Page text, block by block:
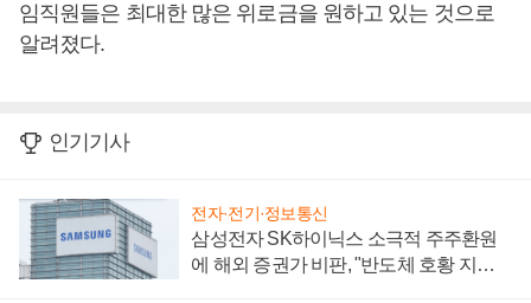
임직원들은 최대한 많은 위로금을 원하고 있는 것으로
알려졌다.
인기기사
전자·전기·정보통신
삼성전자 SK하이닉스 소극적 주주환원
에 해외 증권가 비판, "반도체 호황 지속